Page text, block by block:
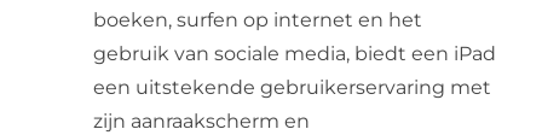
boeken, surfen op internet en het
gebruik van sociale media, biedt een iPad
een uitstekende gebruikerservaring met
zijn aanraakscherm en